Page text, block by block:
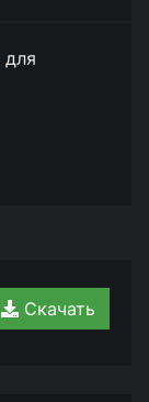
для
Скачать